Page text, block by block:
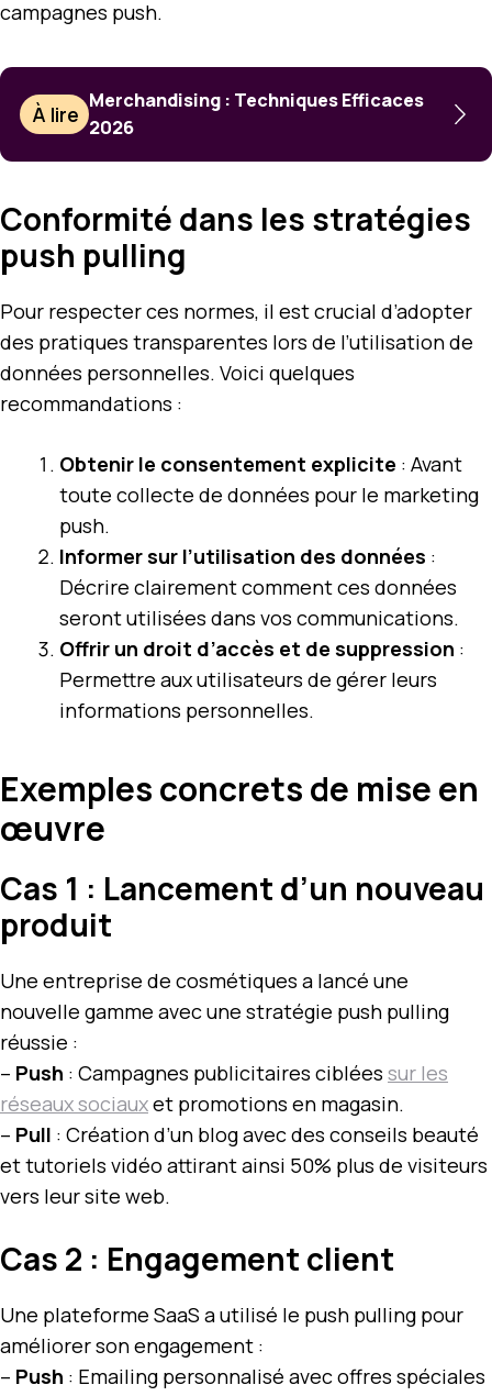
campagnes push.
À lire
Merchandising : Techniques Efficaces
2026
Conformité dans les stratégies
push pulling
Pour respecter ces normes, il est crucial d’adopter
des pratiques transparentes lors de l’utilisation de
données personnelles. Voici quelques
recommandations :
Obtenir le consentement explicite : Avant
toute collecte de données pour le marketing
push.
Informer sur l’utilisation des données :
Décrire clairement comment ces données
seront utilisées dans vos communications.
Offrir un droit d’accès et de suppression :
Permettre aux utilisateurs de gérer leurs
informations personnelles.
Exemples concrets de mise en
œuvre
Cas 1 : Lancement d’un nouveau
produit
Une entreprise de cosmétiques a lancé une
nouvelle gamme avec une stratégie push pulling
réussie :
– Push : Campagnes publicitaires ciblées sur les
réseaux sociauxet promotions en magasin.
– Pull : Création d’un blog avec des conseils beauté
et tutoriels vidéo attirant ainsi 50% plus de visiteurs
vers leur site web.
Cas 2 : Engagement client
Une plateforme SaaS a utilisé le push pulling pour
améliorer son engagement :
– Push : Emailing personnalisé avec offres spéciales